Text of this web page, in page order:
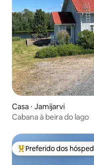
Casa ⋅ Jamijarvi
Cabana à beira do lago
Entre os melhores
Preferido dos